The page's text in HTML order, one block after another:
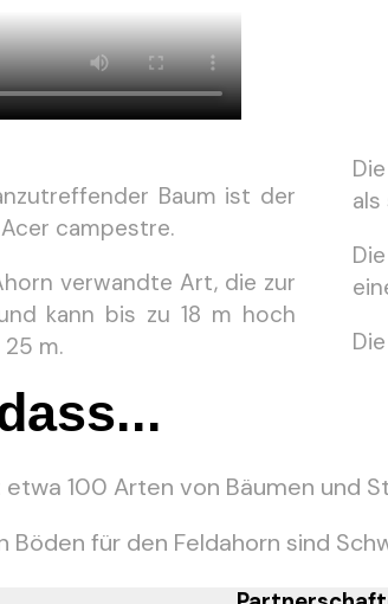
Baum ist der
campestre.
verwandte Art, die zur
kann bis zu 18 m hoch
m.
100 Arten von Bäumen und
für den Feldahorn sind